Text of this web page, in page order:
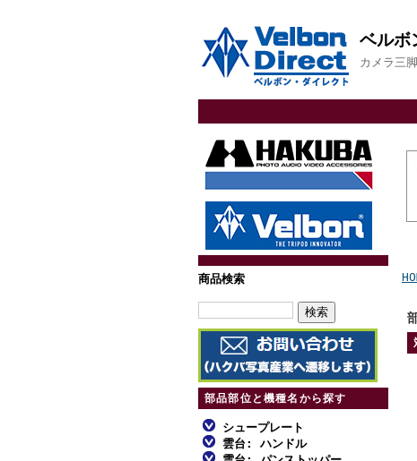
ベルボ
カメラ三
商品検索
部品部位と機種名から探す
シュープレート
ファミリー三脚
雲台: ハンドル